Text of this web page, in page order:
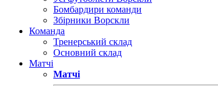
Бомбардири команди
Збірники Ворскли
Команда
Тренерський склад
Основний склад
Матчі
Матчі